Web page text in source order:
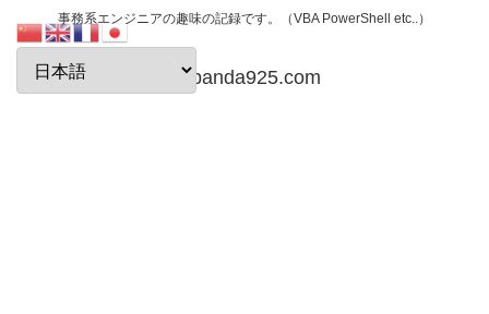
事務系エンジニアの趣味の記録です。（VBA PowerShell etc..）
papanda925.com